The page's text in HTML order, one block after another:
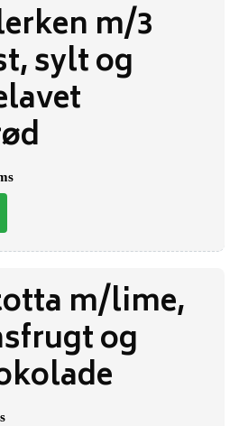
m/3
sylt og
m/lime,
og